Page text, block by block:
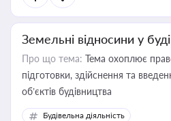
Земельні відносини у
Про що тема: Тема охоплює
підготовки, здійснення та
об’єктів будівництва
Будівельна діяльність